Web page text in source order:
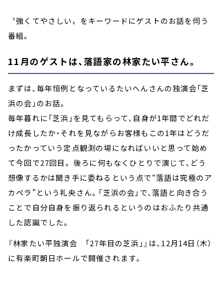
〝強くてやさしい〟をキーワードにゲストのお話を伺う
番組。
11月のゲストは、落語家の林家たい平さん。
まずは、毎年恒例となっているたいへんさんの独演会「芝
浜の会」のお話。
毎年暮れに「芝浜」を見てもらって、自身が1年間でどれだ
け成長したか・それを見ながらお客様もこの1年はどうだ
ったかっていう定点観測の場になればいいと思って始め
て今回で27回目。 後ろに何もなくひとりで演じて、どう
想像するかは聞き手に委ねるという点で“落語は究極のア
カペラ”という礼央さん。「芝浜の会」で、落語と向き合う
ことで自分自身を振り返られるというのはおふたり共通
した認識でした。
『林家たい平独演会 「27年目の芝浜」』は、12月14日（木）
に有楽町朝日ホールで開催されます。